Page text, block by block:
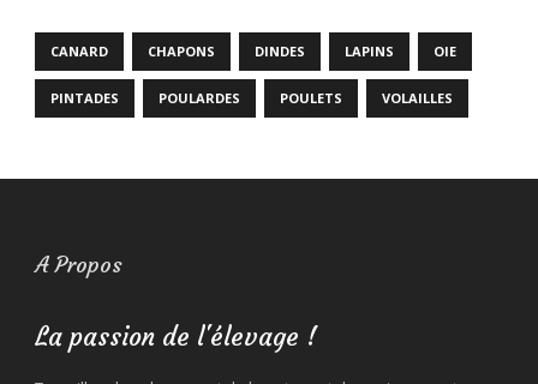
CANARD CHAPONS DINDES LAPINS OIE
PINTADES POULARDES POULETS VOLAILLES
A Propos
La passion de l'élevage !